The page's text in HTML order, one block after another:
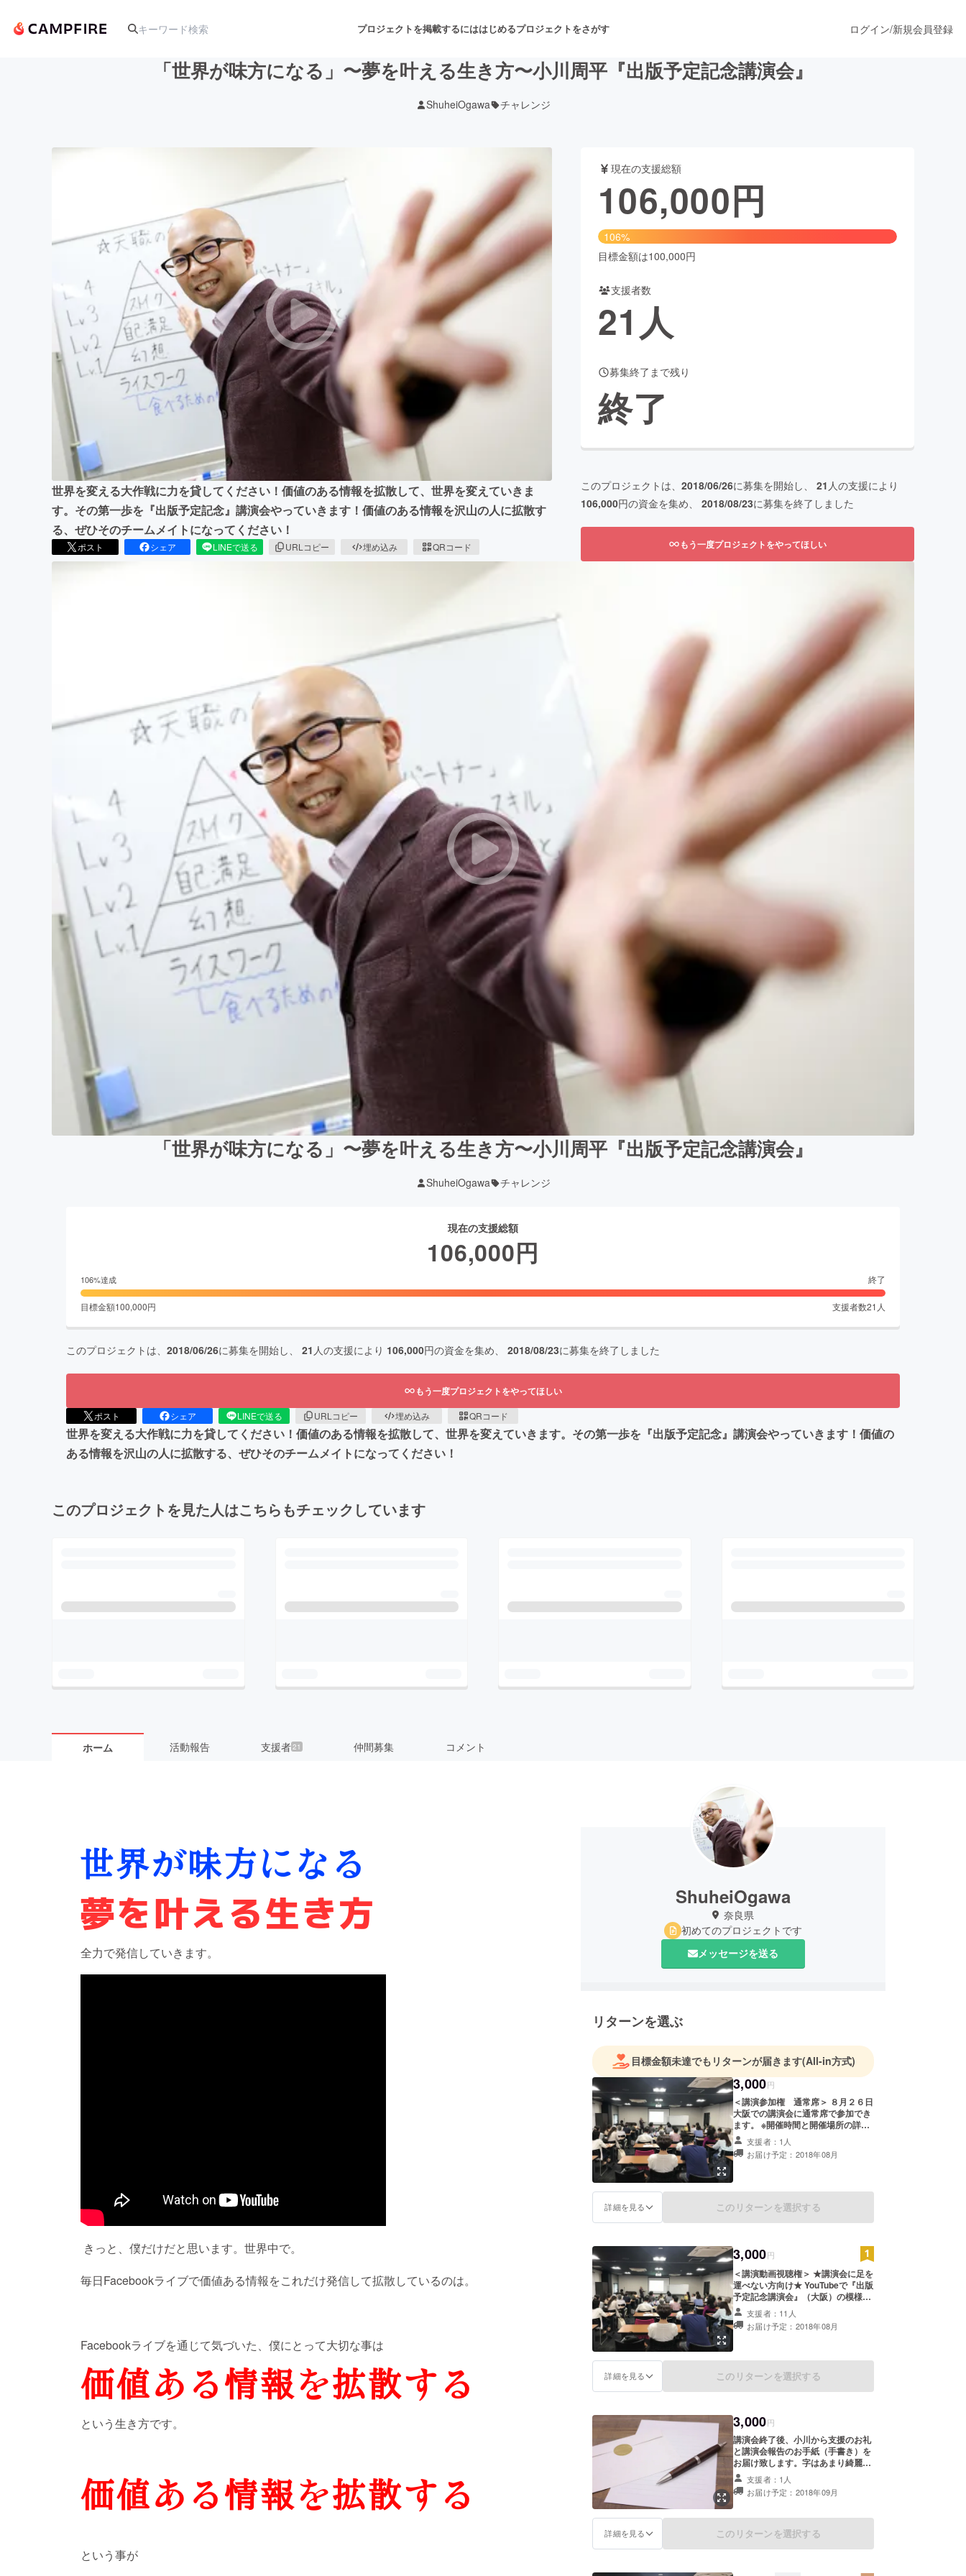
プロジェクトを掲載するにははじめるプロジェクトをさがす
音楽 舞台・パフォーマンス
テクノロジー・ガジェット ゲーム・サービス開発 フード・飲食店 ファッション
映像・映画 書籍・雑誌出版 アニメ・漫画
ビジネス・起業 チャレンジ ビューティー・ヘルスケア
まちづくり・地域活性化
CAMPFIRE for Social GoodCAMPFIRE Creation
CAMPFIREふるさと納税machi-ya
ログイン/新規会員登録
「世界が味方になる」〜夢を叶える生き方〜小川周平『出版予定記念講演会』
ShuheiOgawa チャレンジ
世界を変える大作戦に力を貸してください！価値のある情報を拡散して、世界を変えていきま
す。その第一歩を『出版予定記念』講演会やっていきます！価値のある情報を沢山の人に拡散す
る、ぜひそのチームメイトになってください！
ポスト シェア LINEで送る URLコピー 埋め込み QRコード
現在の支援総額
106,000円
106%
目標金額は100,000円
支援者数
21 人
募集終了まで残り
終了
このプロジェクトは、 2018/06/26に募集を開始し、 21 人の支援により
106,000円の資金を集め、 2018/08/23に募集を終了しました
もう一度プロジェクトをやってほしい
「世界が味方になる」〜夢を叶える生き方〜小川周平『出版予定記念講演会』
ShuheiOgawa チャレンジ
現在の支援総額
106,000円
106%達成 終了
目標金額100,000円 支援者数21 人
このプロジェクトは、 2018/06/26に募集を開始し、 21 人の支援により 106,000円の資金を集め、 2018/08/23に募集を終了しました
もう一度プロジェクトをやってほしい
ポスト シェア LINEで送る URLコピー 埋め込み QRコード
世界を変える大作戦に力を貸してください！価値のある情報を拡散して、世界を変えていきます。その第一歩を『出版予定記念』講演会やっていきます！価値の
ある情報を沢山の人に拡散する、ぜひそのチームメイトになってください！
このプロジェクトを見た人はこちらもチェックしています
ホーム 活動報告 支援者21 仲間募集 コメント
全力で発信していきます。
きっと、僕だけだと思います。世界中で。
毎日Facebookライブで価値ある情報をこれだけ発信して拡散しているのは。
Facebookライブを通じて気づいた、僕にとって大切な事は
という生き方です。
という事が
ShuheiOgawa
奈良県
初めてのプロジェクトです
メッセージを送る
リターンを選ぶ
目標金額未達でもリターンが届きます(All-in方式)
3,000円
＜講演参加権 通常席＞ ８月２６日
大阪での講演会に通常席で参加でき
ます。 ※開催時間と開催場所の詳細
は未定です。 開催時間の目安は15
時～18時です。 決定次第お知らせ
致します。
支援者：1人
お届け予定：2018年08月
詳細を見る このリターンを選択する
3,000円
＜講演動画視聴権＞ ★講演会に足を
運べない方向け★ YouTubeで『出版
予定記念講演会』（大阪）の模様
を、フルでお届けします。 ※この動
画はYouTubeの限定公開のURLをお
伝えさせていただく形となり、ご購
支援者：11人
お届け予定：2018年08月
詳細を見る このリターンを選択する
3,000円
講演会終了後、小川から支援のお礼
と講演会報告のお手紙（手書き）を
お届け致します。字はあまり綺麗で
はありませんが、一通一通丁寧に書
いて送ります。 ※講演会参加権や動
画視聴権などとは別のリターンで
紙送付のみです。
支援者：1人
お届け予定：2018年09月
詳細を見る このリターンを選択する